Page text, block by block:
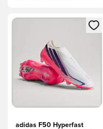
Ανοίγει ένα Modal για να
adidas F50 Hyperfast